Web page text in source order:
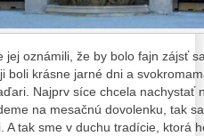
jej oznámili, že by bolo fajn zájsť
boli krásne jarné dni a
Najprv síce chcela nachystať
na mesačnú dovolenku, tak
tak sme v duchu tradície, ktorá